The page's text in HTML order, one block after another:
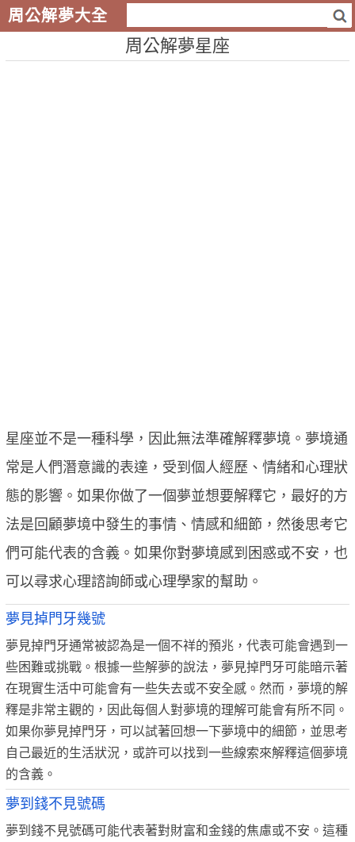
周公解夢大全
周公解夢星座
星座並不是一種科學，因此無法準確解釋夢境。夢境通
常是人們潛意識的表達，受到個人經歷、情緒和心理狀
態的影響。如果你做了一個夢並想要解釋它，最好的方
法是回顧夢境中發生的事情、情感和細節，然後思考它
們可能代表的含義。如果你對夢境感到困惑或不安，也
可以尋求心理諮詢師或心理學家的幫助。
夢見掉門牙幾號
夢見掉門牙通常被認為是一個不祥的預兆，代表可能會遇到一
些困難或挑戰。根據一些解夢的說法，夢見掉門牙可能暗示著
在現實生活中可能會有一些失去或不安全感。然而，夢境的解
釋是非常主觀的，因此每個人對夢境的理解可能會有所不同。
如果你夢見掉門牙，可以試著回想一下夢境中的細節，並思考
自己最近的生活狀況，或許可以找到一些線索來解釋這個夢境
的含義。
夢到錢不見號碼
夢到錢不見號碼可能代表著對財富和金錢的焦慮或不安。這種